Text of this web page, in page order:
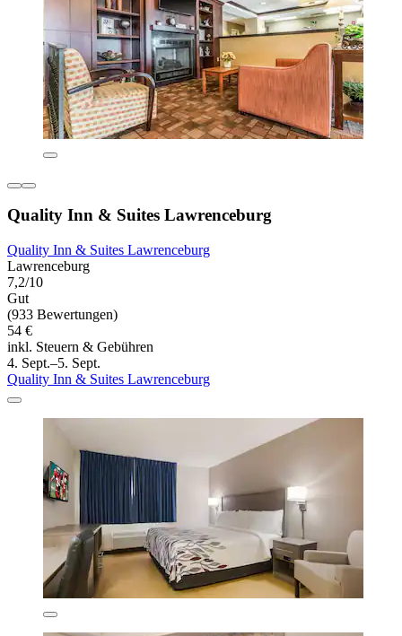
Quality Inn & Suites Lawrenceburg
Quality Inn & Suites Lawrenceburg
Lawrenceburg
7,2/10
Gut
(933 Bewertungen)
54 €
inkl. Steuern & Gebühren
4. Sept.–5. Sept.
Quality Inn & Suites Lawrenceburg